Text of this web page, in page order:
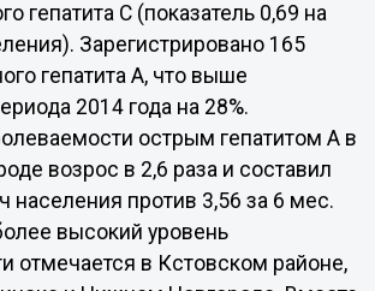
гепатита С (показатель 0,69 на
Зарегистрировано 165
гепатита А, что выше
2014 года на 28%.
острым гепатитом А в
возрос в 2,6 раза и составил
населения против 3,56 за 6 мес.
высокий уровень
отмечается в Кстовском районе,